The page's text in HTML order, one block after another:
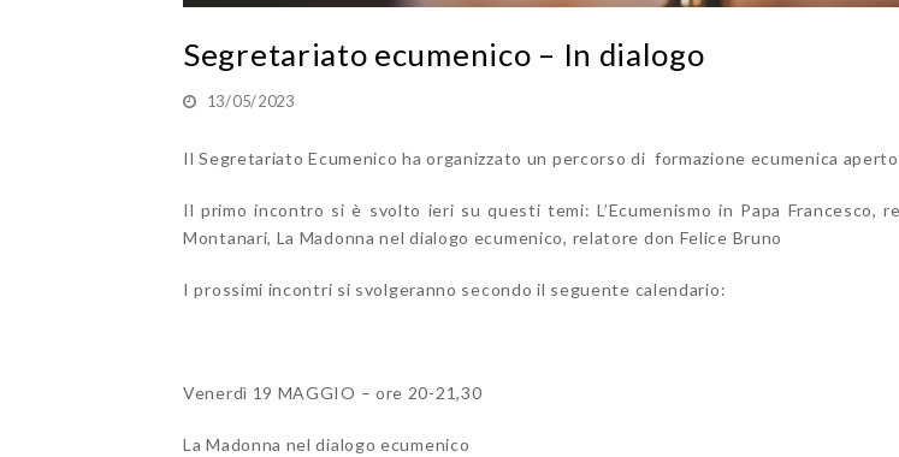
Segretariato ecumenico – In dialogo
13/05/2023
Il Segretariato Ecumenico ha organizzato un percorso di formazione ecumenica
Il primo incontro si è svolto ieri su questi temi: L’Ecumenismo in Papa Francesco,
Montanari, La Madonna nel dialogo ecumenico, relatore don Felice Bruno
I prossimi incontri si svolgeranno secondo il seguente calendario:
Venerdì 19 MAGGIO – ore 20-21,30
La Madonna nel dialogo ecumenico